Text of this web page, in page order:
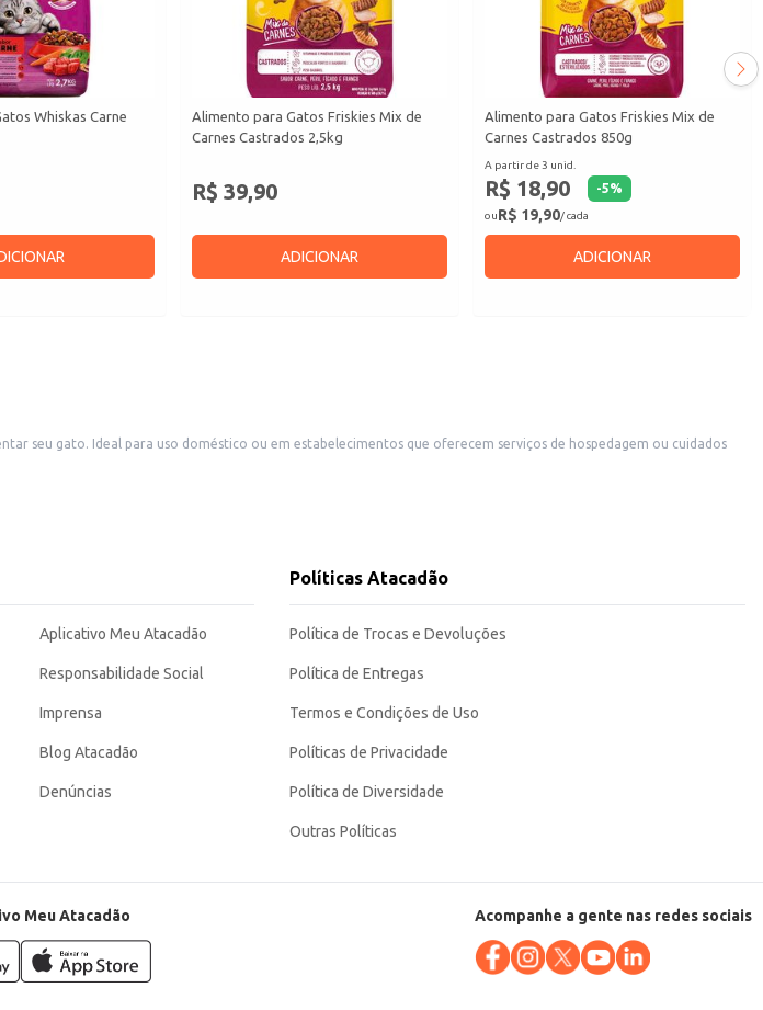
Whiskas Carne
Alimento para Gatos Friskies Mix de
Carnes Castrados 2,5kg
R$ 39,90
ADICIONAR
Alimento para Gatos Friskies Mix de
Carnes Castrados 850g
A partir de 3 unid.
R$ 18,90 -5%
ouR$ 19,90/ cada
ADICIONAR
seu gato. Ideal para uso doméstico ou em estabelecimentos que oferecem serviços de hospedagem ou cuidados
bem-estar. Sua embalagem de 10,1kg garante praticidade e um ótimo custo-benefício para o seu dia a dia.
Aplicativo Meu Atacadão
Responsabilidade Social
Imprensa
Blog Atacadão
Denúncias
Políticas Atacadão
Política de Trocas e Devoluções
Política de Entregas
Termos e Condições de Uso
Políticas de Privacidade
Política de Diversidade
Outras Políticas
Meu Atacadão Acompanhe a gente nas redes sociais